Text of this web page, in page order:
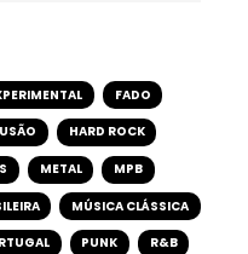
FADO
HARD ROCK
METAL MPB
MÚSICA CLÁSSICA
PUNK R&B